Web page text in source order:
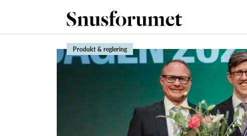
Produkt & reglering